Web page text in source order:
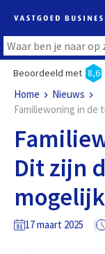
Beoordeeld met 8,6
Home
Nieuws
Familiewoning in de
Dit zijn
17 maart 2025